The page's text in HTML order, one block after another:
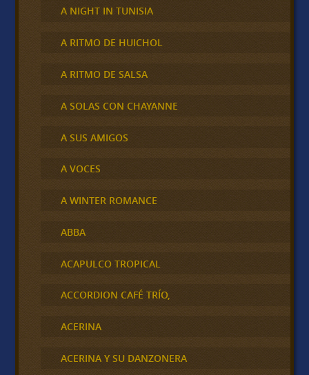
A NIGHT IN TUNISIA
A RITMO DE HUICHOL
A RITMO DE SALSA
A SOLAS CON CHAYANNE
A SUS AMIGOS
A VOCES
A WINTER ROMANCE
ABBA
ACAPULCO TROPICAL
ACCORDION CAFÉ TRÍO,
ACERINA
ACERINA Y SU DANZONERA